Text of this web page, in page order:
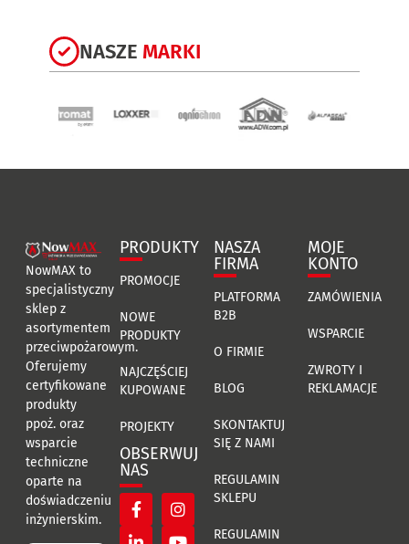
NASZE MARKI
NowMAX to
specjalistyczny
sklep z
asortymentem
przeciwpożarowym.
Oferujemy
certyfikowane
produkty
ppoż. oraz
wsparcie
techniczne
oparte na
doświadczeniu
inżynierskim.
PRODUKTY
PROMOCJE
NOWE
PRODUKTY
NAJCZĘŚCIEJ
KUPOWANE
PROJEKTY
OBSERWUJ
NAS
NASZA
FIRMA
PLATFORMA
B2B
O FIRMIE
BLOG
SKONTAKTUJ
SIĘ Z NAMI
REGULAMIN
SKLEPU
REGULAMIN
MOJE
KONTO
ZAMÓWIENIA
WSPARCIE
ZWROTY I
REKLAMACJE